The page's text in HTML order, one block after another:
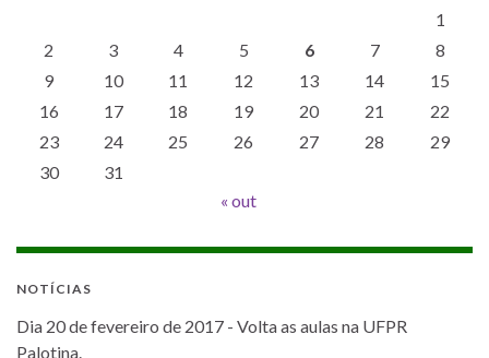
1
2
3 4 5 6 7
8
9
10 11 12 13 14
15
16
17 18 19 20 21
22
23
24 25 26 27 28
29
30
31
« out
NOTÍCIAS
Dia 20 de fevereiro de 2017 - Volta as aulas na UFPR
Palotina.